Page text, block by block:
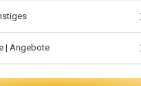
| Angebote